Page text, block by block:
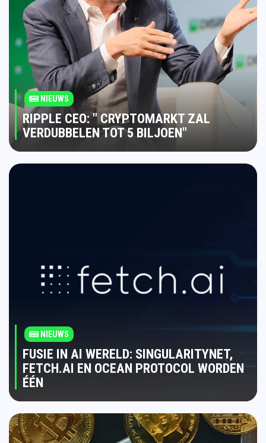
NIEUWS
RIPPLE CEO: " CRYPTOMARKT ZAL
VERDUBBELEN TOT 5 BILJOEN"
NIEUWS
FUSIE IN AI WERELD: SINGULARITYNET,
FETCH.AI EN OCEAN PROTOCOL WORDEN
ÉÉN